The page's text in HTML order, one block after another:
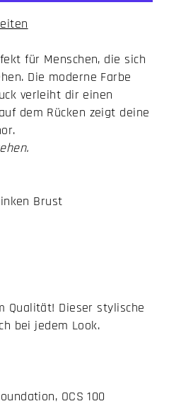
für Menschen, die sich
Die moderne Farbe
verleiht dir einen
dem Rücken zeigt deine
Brust
Qualität! Dieser stylische
bei jedem Look.
OCS 100